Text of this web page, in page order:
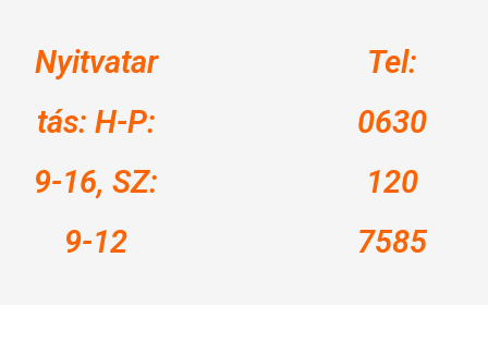
Nyitvatar
tás: H-P:
9-16, SZ:
9-12
Tel:
0630
120
7585